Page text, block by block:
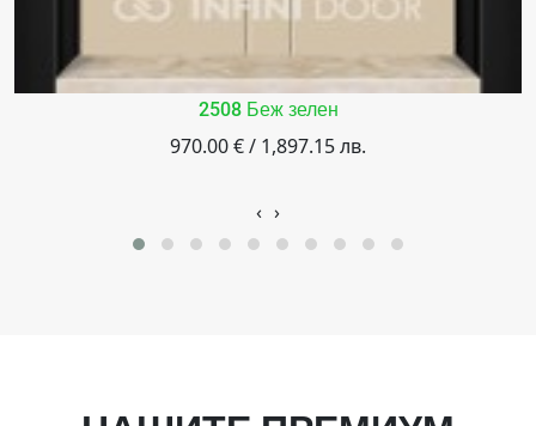
2508 Беж зелен
970.00 € / 1,897.15 лв.
‹ ›